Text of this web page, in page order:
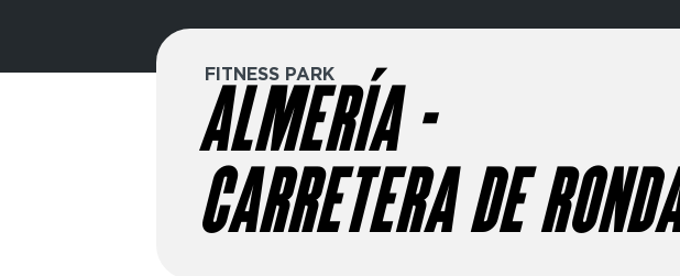
FITNESS PARK
ALMERÍA -
CARRETERA DE